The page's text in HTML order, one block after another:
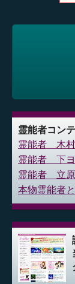
霊能者コン
霊能者 木村
霊能者 下ヨ
霊能者 立原
本物霊能者